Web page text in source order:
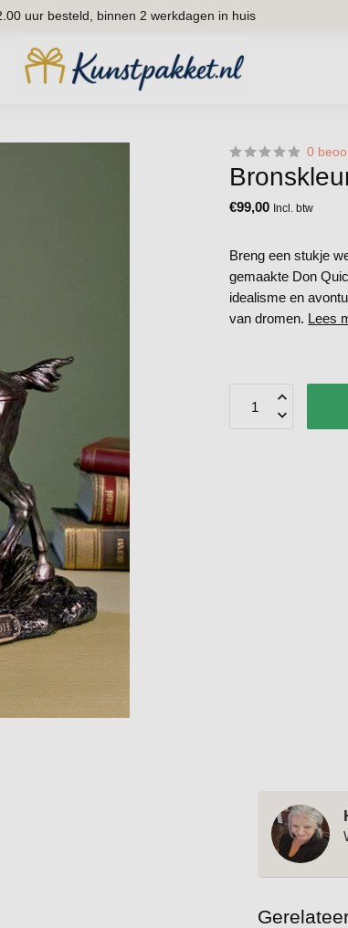
Gratis verzending binnen Nederland
0
€99,00 Incl. btw
Breng een stukje
gemaakte Don
idealisme en
van dromen. Lees